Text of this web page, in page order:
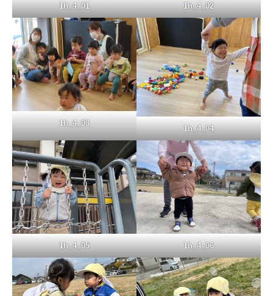
1h_4_01 1h_4_02
1h_4_03
1h_4_04
1h_4_05 1h_4_06
園見学申し込み
お問い合わせ